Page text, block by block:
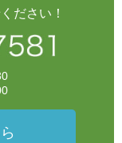
ださい！